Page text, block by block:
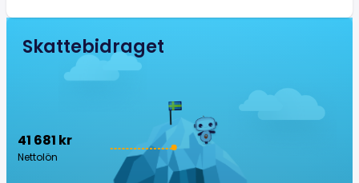
Skattebidraget
41 681 kr
Nettolön